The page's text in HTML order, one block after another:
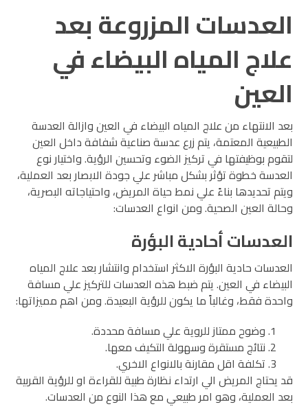
العدسات المزروعة بعد
علاج المياه البيضاء في
العين
بعد الانتهاء من علاج المياه البيضاء في العين وازالة العدسة
الطبيعية المعتمة، يتم زرع عدسة صناعية شفافة داخل العين
لتقوم بوظيفتها في تركيز الضوء وتحسين الرؤية. واختيار نوع
العدسة خطوة تؤثر بشكل مباشر علي جودة الابصار بعد العملية،
ويتم تحديدها بناءً علي نمط حياة المريض، واحتياجاته البصرية،
وحالة العين الصحية. ومن انواع العدسات:
العدسات أحادية البؤرة
العدسات حادية البؤرة الاكثر استخدام وانتشار بعد علاج المياه
البيضاء في العين. يتم ضبط هذه العدسات للتركيز علي مسافة
واحدة فقط، وغالباً ما يكون للرؤية البعيدة. ومن اهم مميزاتها:
وضوح ممتاز للروية علي مسافة محددة.
نتائج مستقرة وسهولة التكيف معها.
تكلفة اقل مقارنة بالانواع الاخري.
قد يحتاج المريض الي ارتداء نظارة طبية للقراءة او للرؤية القربية
بعد العملية، وهو امر طبيعي مع هذا النوع من العدسات.